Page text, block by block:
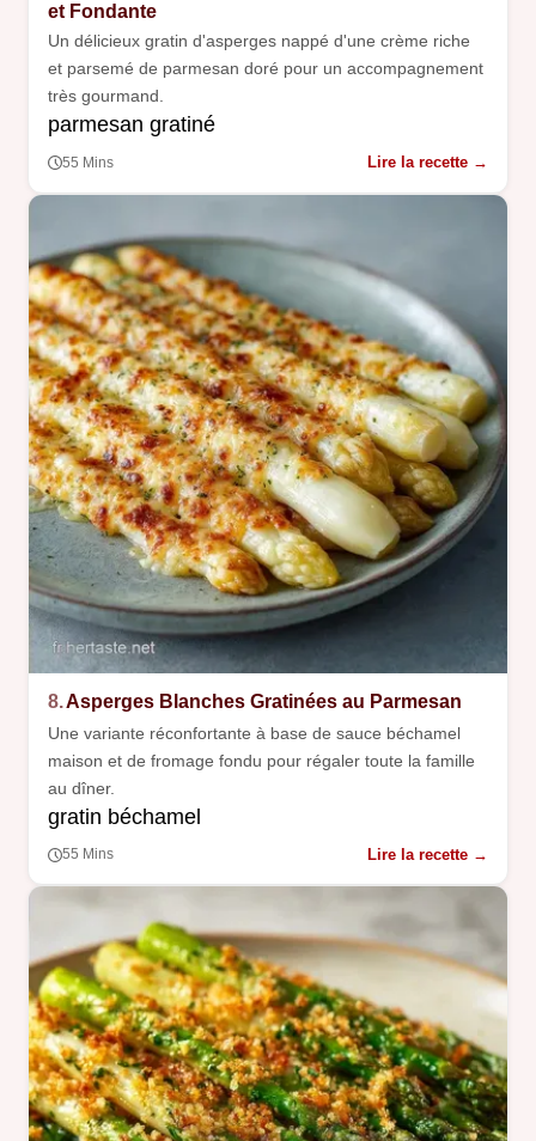
et Fondante
Un délicieux gratin d'asperges nappé d'une crème riche
et parsemé de parmesan doré pour un accompagnement
très gourmand.
parmesan gratiné
55 Mins Lire la recette →
8.Asperges Blanches Gratinées au Parmesan
Une variante réconfortante à base de sauce béchamel
maison et de fromage fondu pour régaler toute la famille
au dîner.
gratin béchamel
55 Mins Lire la recette →